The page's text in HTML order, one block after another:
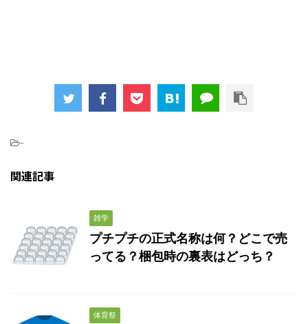
-
関連記事
雑学
プチプチの正式名称は何？どこで売
ってる？梱包時の裏表はどっち？
体育祭